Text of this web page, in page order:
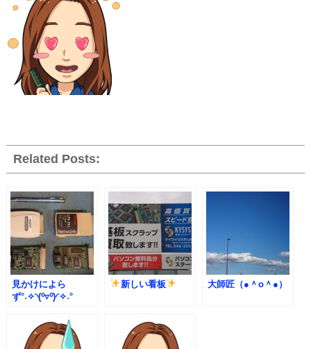
Related Posts:
見かけによら
ず°˖✧◝(⁰▿⁰)◜✧˖°
新しい看板 大師匠（●＾o＾●）